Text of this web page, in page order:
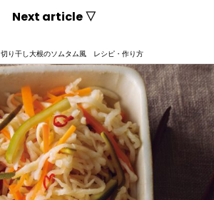
Next article ▽
切り干し大根のソムタム風 レシピ・作り方